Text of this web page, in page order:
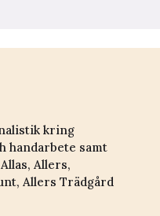
kring
handarbete samt
Allers,
Allers Trädgård